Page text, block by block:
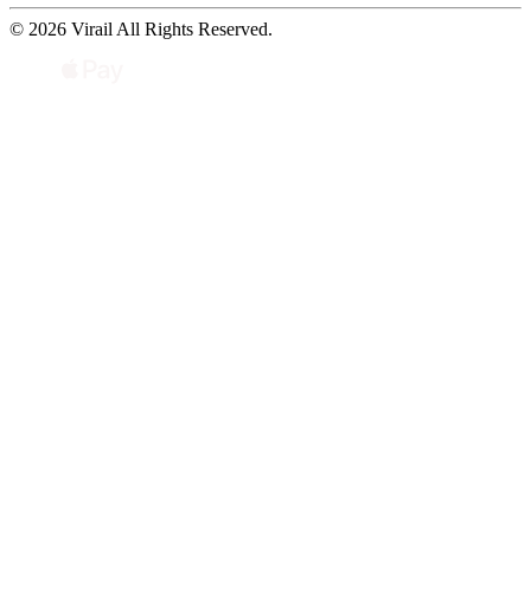
© 2026 Virail All Rights Reserved.